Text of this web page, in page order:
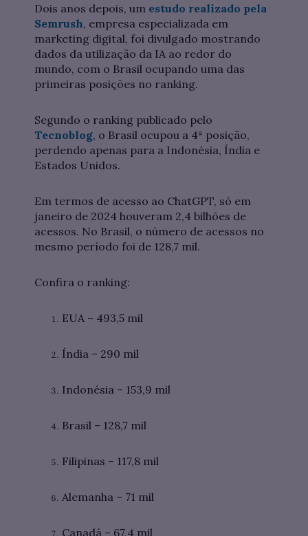
Dois anos depois, um estudo realizado pela
Semrush, empresa especializada em
marketing digital, foi divulgado mostrando
dados da utilização da IA ao redor do
mundo, com o Brasil ocupando uma das
primeiras posições no ranking.
Segundo o ranking publicado pelo
Tecnoblog, o Brasil ocupou a 4ª posição,
perdendo apenas para a Indonésia, Índia e
Estados Unidos.
Em termos de acesso ao ChatGPT, só em
janeiro de 2024 houveram 2,4 bilhões de
acessos. No Brasil, o número de acessos no
mesmo período foi de 128,7 mil.
Confira o ranking:
EUA – 493,5 mil
Índia – 290 mil
Indonésia – 153,9 mil
Brasil – 128,7 mil
Filipinas – 117,8 mil
Alemanha – 71 mil
Canadá – 67,4 mil